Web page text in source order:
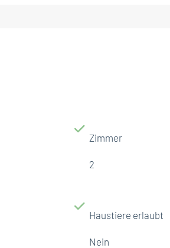
Zimmer
2
Haustiere erlaubt
Nein